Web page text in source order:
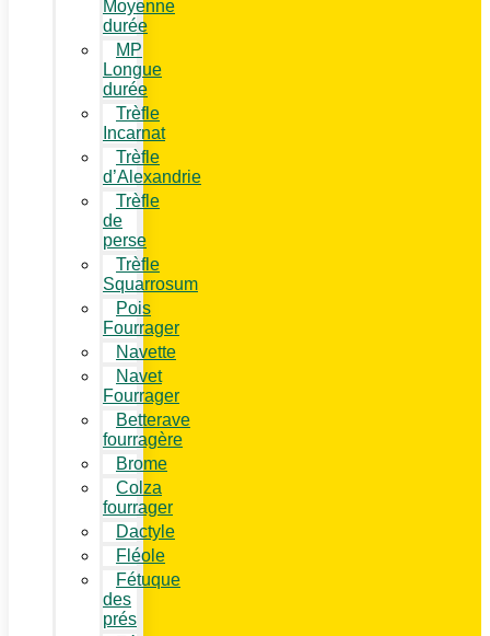
Moyenne
durée
MP
Longue
durée
Trèfle
Incarnat
Trèfle
d’Alexandrie
Trèfle
de
perse
Trèfle
Squarrosum
Pois
Fourrager
Navette
Navet
Fourrager
Betterave
fourragère
Brome
Colza
fourrager
Dactyle
Fléole
Fétuque
des
prés